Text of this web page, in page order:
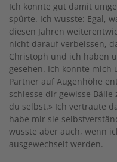
Ich konnte gut damit
spürte. Ich wusste: Egal,
diesen Jahren
nicht darauf verbeissen,
Christoph und ich haben
gesehen. Ich konnte
Partner auf Augenhöhe
schiesse dir gewisse
du selbst.» Ich vertraute
habe mir sie
wusste aber auch, wenn
ausgewechselt werden.